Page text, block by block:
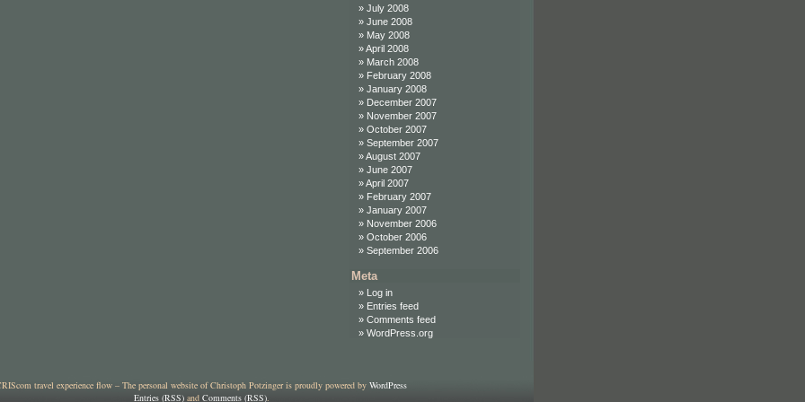
July 2008
June 2008
May 2008
April 2008
March 2008
February 2008
January 2008
December 2007
November 2007
October 2007
September 2007
August 2007
June 2007
April 2007
February 2007
January 2007
November 2006
October 2006
September 2006
Meta
Log in
Entries feed
Comments feed
WordPress.org
travel experience flow – The personal website of Christoph Potzinger is proudly powered by WordPress
Entries (RSS)and Comments (RSS).